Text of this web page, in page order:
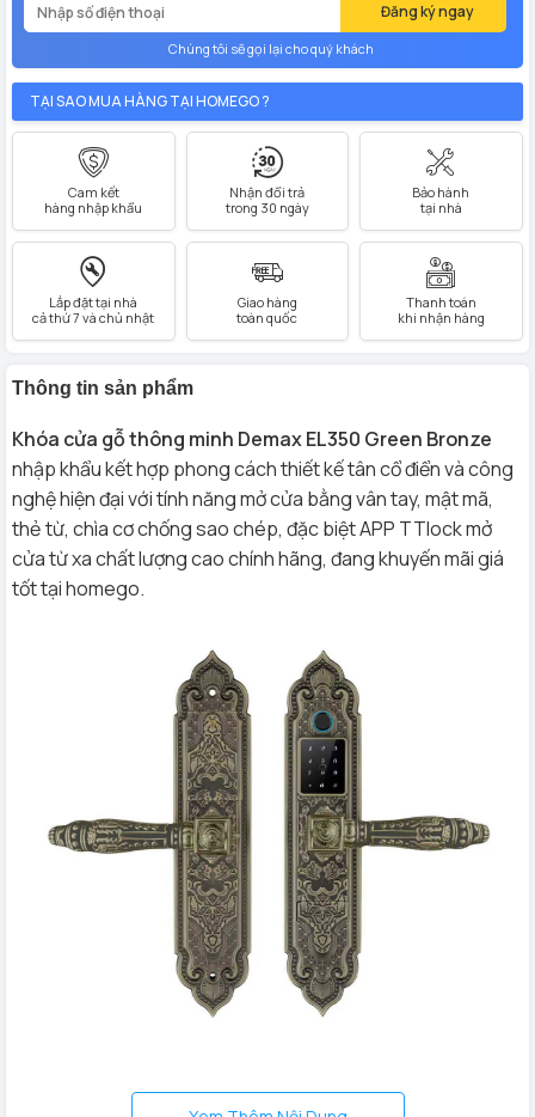
Đăng ký ngay
Chúng tôi sẽ gọi lại cho quý khách
TẠI SAO MUA HÀNG TẠI HOMEGO ?
Cam kết
hàng nhập khẩu
Nhận đổi trả
trong 30 ngày
Bảo hành
tại nhà
Lắp đặt tại nhà
cả thứ 7 và chủ nhật
Giao hàng
toàn quốc
Thanh toán
khi nhận hàng
Thông tin sản phẩm
Khóa cửa gỗ thông minh Demax EL350 Green Bronze
nhập khẩu kết hợp phong cách thiết kế tân cổ điển và công
nghệ hiện đại với tính năng mở cửa bằng vân tay, mật mã,
thẻ từ, chìa cơ chống sao chép, đặc biệt APP TTlock mở
cửa từ xa chất lượng cao chính hãng, đang khuyến mãi giá
tốt tại homego.